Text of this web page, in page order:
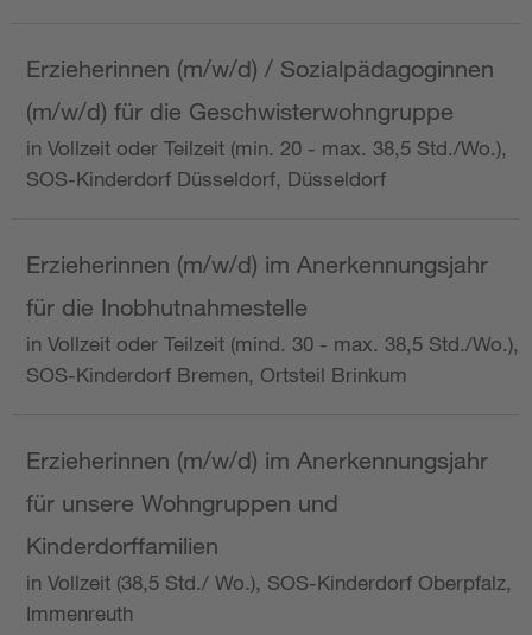
Erzieherinnen (m/w/d) / Sozialpädagoginnen
(m/w/d) für die Geschwisterwohngruppe
in Vollzeit oder Teilzeit (min. 20 - max. 38,5 Std./Wo.),
SOS-Kinderdorf Düsseldorf, Düsseldorf
Erzieherinnen (m/w/d) im Anerkennungsjahr
für die Inobhutnahmestelle
in Vollzeit oder Teilzeit (mind. 30 - max. 38,5 Std./Wo.),
SOS-Kinderdorf Bremen, Ortsteil Brinkum
Erzieherinnen (m/w/d) im Anerkennungsjahr
für unsere Wohngruppen und
Kinderdorffamilien
in Vollzeit (38,5 Std./ Wo.), SOS-Kinderdorf Oberpfalz,
Immenreuth